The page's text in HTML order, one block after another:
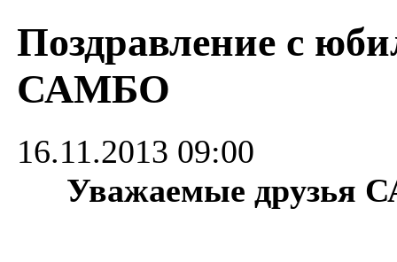
Поздравление с
САМБО
16.11.2013 09:00
Уважаемые друзья